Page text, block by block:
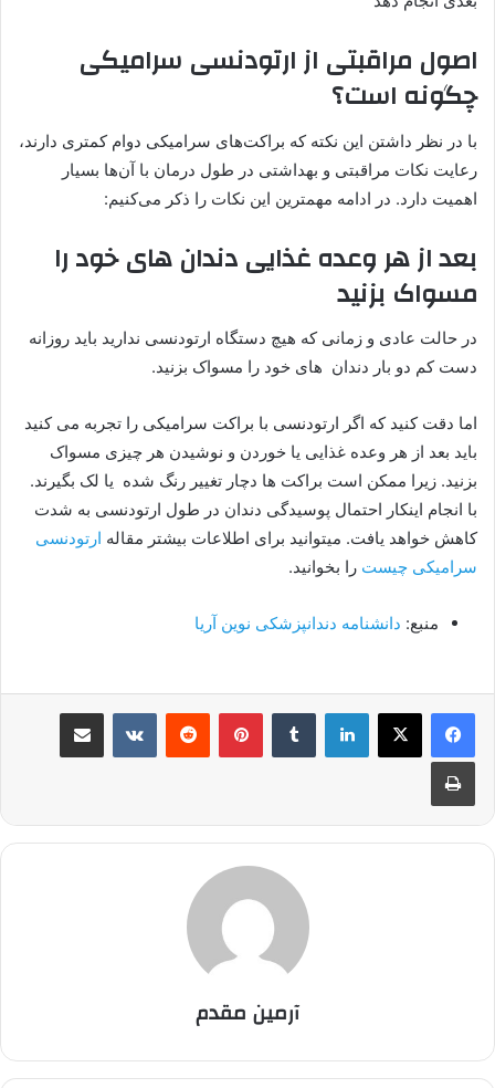
اصول مراقبتی از ارتودنسی سرامیکی
چگونه است؟
با در نظر داشتن این نکته که براکت‌های سرامیکی دوام کمتری دارند،
رعایت نکات مراقبتی و بهداشتی در طول درمان با آن‌ها بسیار
اهمیت دارد. در ادامه مهمترین این نکات را ذکر می‌کنیم:
بعد از هر وعده غذایی دندان های خود را
مسواک بزنید
در حالت عادی و زمانی که هیچ دستگاه ارتودنسی ندارید باید روزانه
دست کم دو بار دندان های خود را مسواک بزنید.
اما دقت کنید که اگر ارتودنسی با براکت سرامیکی را تجربه می کنید
باید بعد از هر وعده غذایی یا خوردن و نوشیدن هر چیزی مسواک
بزنید. زیرا ممکن است براکت ها دچار تغییر رنگ شده یا لک بگیرند.
با انجام اینکار احتمال پوسیدگی دندان در طول ارتودنسی به شدت
کاهش خواهد یافت. میتوانید برای اطلاعات بیشتر مقاله ارتودنسی
سرامیکی چیست را بخوانید.
منبع: دانشنامه دندانپزشکی نوین آریا
لینکدین ‫تامبلر پینترست‫رددیت ‫VKontakteاشتراک گذاری از طریق ایمیل
چاپ
آرمین مقدم